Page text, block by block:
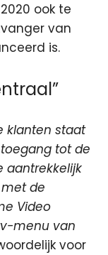
ook te
van
is.
klanten staat
tot de
aantrekkelijk
de
Video
menu van
voor